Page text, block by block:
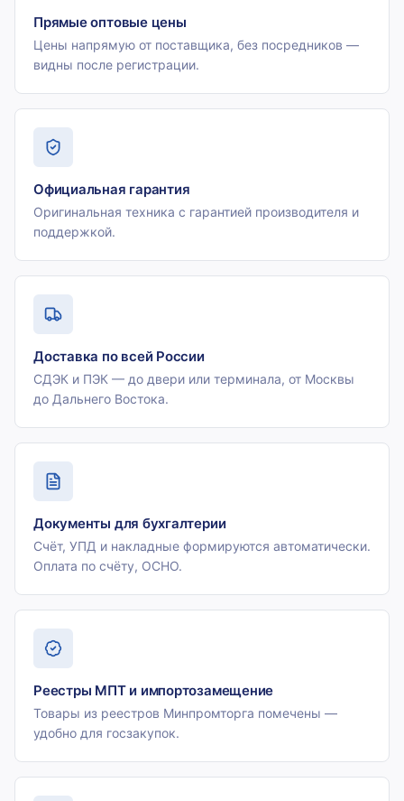
Прямые оптовые цены
Цены напрямую от поставщика, без посредников —
видны после регистрации.
Официальная гарантия
Оригинальная техника с гарантией производителя и
поддержкой.
Доставка по всей России
СДЭК и ПЭК — до двери или терминала, от Москвы
до Дальнего Востока.
Документы для бухгалтерии
Счёт, УПД и накладные формируются автоматически.
Оплата по счёту, ОСНО.
Реестры МПТ и импортозамещение
Товары из реестров Минпромторга помечены —
удобно для госзакупок.